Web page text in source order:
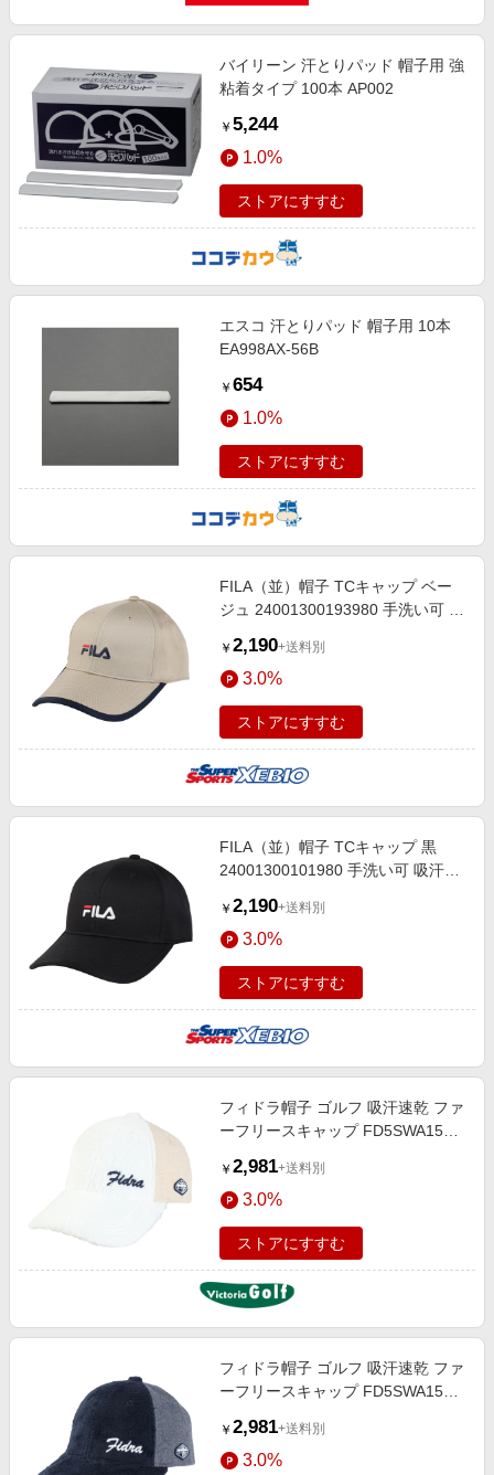
バイリーン 汗とりパッド 帽子用 強
粘着タイプ 100本 AP002
￥ 5,244
1.0%
ストアにすすむ
エスコ 汗とりパッド 帽子用 10本
EA998AX-56B
￥ 654
1.0%
ストアにすすむ
FILA（並）帽子 TCキャップ ベー
ジュ 24001300193980 手洗い可 吸
かけ シンプル ファッション
￥ 2,190+送料別
3.0%
ストアにすすむ
FILA（並）帽子 TCキャップ 黒
24001300101980 手洗い可 吸汗速
シンプル ファッション ロゴ
￥ 2,190+送料別
3.0%
ストアにすすむ
フィドラ帽子 ゴルフ 吸汗速乾 ファ
ーフリースキャップ FD5SWA15
￥ 2,981+送料別
3.0%
ストアにすすむ
フィドラ帽子 ゴルフ 吸汗速乾 ファ
ーフリースキャップ FD5SWA15
￥ 2,981+送料別
3.0%